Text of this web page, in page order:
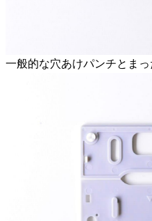
一般的な穴あけパンチとま